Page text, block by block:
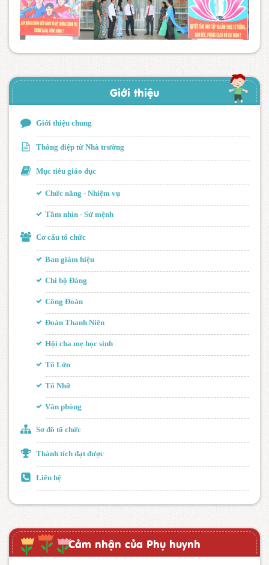
Giới thiệu
Giới thiệu chung
Thông điệp từ Nhà trường
Mục tiêu giáo dục
Chức năng - Nhiệm vụ
Tầm nhìn - Sứ mệnh
Cơ cấu tổ chức
Ban giám hiệu
Chi bộ Đảng
Công Đoàn
Đoàn Thanh Niên
Hội cha mẹ học sinh
Tổ Lớn
Tổ Nhỡ
Văn phòng
Sơ đồ tổ chức
Thành tích đạt được
Liên hệ
Cảm nhận của Phụ huynh